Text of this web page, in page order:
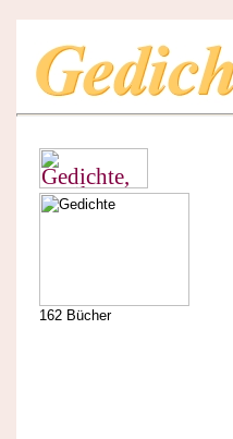
162 Bücher